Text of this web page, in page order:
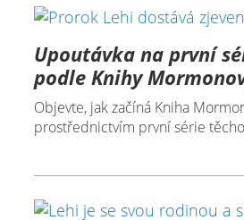
Upoutávka na první
podle Knihy
Objevte, jak začíná Kniha
prostřednictvím první série